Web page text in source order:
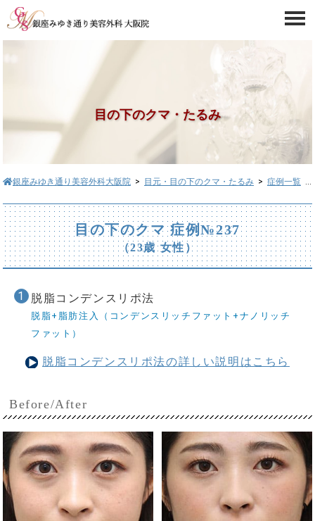
目の下のクマ・たるみ
銀座みゆき通り美容外科大阪院 > 目元・目の下のクマ・たるみ > 症例一覧
目の下のクマ 症例№237
（23歳 女性）
脱脂コンデンスリポ法
脱脂+脂肪注入（コンデンスリッチファット+ナノリッチ
ファット）
脱脂コンデンスリポ法の詳しい説明はこちら
Before/After